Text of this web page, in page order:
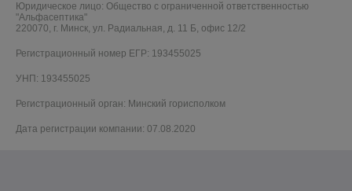
Юридическое лицо: Общество с ограниченной ответственностью
"Альфасептика"
220070, г. Минск, ул. Радиальная, д. 11 Б, офис 12/2
Регистрационный номер ЕГР: 193455025
УНП: 193455025
Регистрационный орган: Минский горисполком
Дата регистрации компании: 07.08.2020